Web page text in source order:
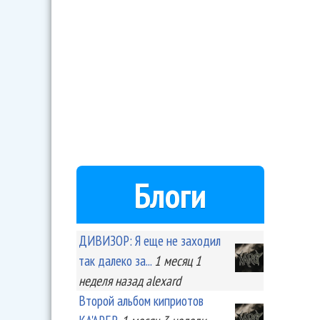
Блоги
ДИВИЗОР: Я еще не заходил
так далеко за... 1 месяц 1
неделяназад alexard
Второй альбом киприотов